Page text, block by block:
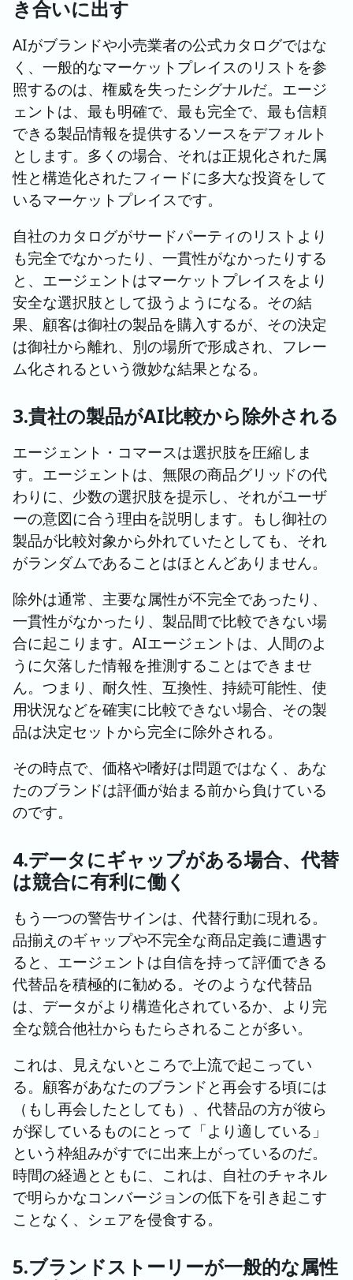
き合いに出す
AIがブランドや小売業者の公式カタログではな
く、一般的なマーケットプレイスのリストを参
照するのは、権威を失ったシグナルだ。エージ
ェントは、最も明確で、最も完全で、最も信頼
できる製品情報を提供するソースをデフォルト
とします。多くの場合、それは正規化された属
性と構造化されたフィードに多大な投資をして
いるマーケットプレイスです。
自社のカタログがサードパーティのリストより
も完全でなかったり、一貫性がなかったりする
と、エージェントはマーケットプレイスをより
安全な選択肢として扱うようになる。その結
果、顧客は御社の製品を購入するが、その決定
は御社から離れ、別の場所で形成され、フレー
ム化されるという微妙な結果となる。
3.貴社の製品がAI比較から除外される
エージェント・コマースは選択肢を圧縮しま
す。エージェントは、無限の商品グリッドの代
わりに、少数の選択肢を提示し、それがユーザ
ーの意図に合う理由を説明します。もし御社の
製品が比較対象から外れていたとしても、それ
がランダムであることはほとんどありません。
除外は通常、主要な属性が不完全であったり、
一貫性がなかったり、製品間で比較できない場
合に起こります。AIエージェントは、人間のよ
うに欠落した情報を推測することはできませ
ん。つまり、耐久性、互換性、持続可能性、使
用状況などを確実に比較できない場合、その製
品は決定セットから完全に除外される。
その時点で、価格や嗜好は問題ではなく、あな
たのブランドは評価が始まる前から負けている
のです。
4.データにギャップがある場合、代替
は競合に有利に働く
もう一つの警告サインは、代替行動に現れる。
品揃えのギャップや不完全な商品定義に遭遇す
ると、エージェントは自信を持って評価できる
代替品を積極的に勧める。そのような代替品
は、データがより構造化されているか、より完
全な競合他社からもたらされることが多い。
これは、見えないところで上流で起こってい
る。顧客があなたのブランドと再会する頃には
（もし再会したとしても）、代替品の方が彼ら
が探しているものにとって「より適している」
という枠組みがすでに出来上がっているのだ。
時間の経過とともに、これは、自社のチャネル
で明らかなコンバージョンの低下を引き起こす
ことなく、シェアを侵食する。
5.ブランドストーリーが一般的な属性